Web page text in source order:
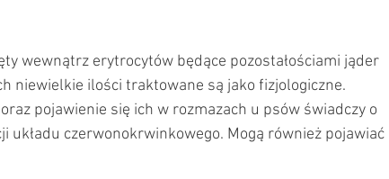
wewnątrz erytrocytów będące pozostałościami jąder
niewielkie ilości traktowane są jako fizjologiczne.
pojawienie się ich w rozmazach u psów świadczy o
układu czerwonokrwinkowego. Mogą również pojawiać